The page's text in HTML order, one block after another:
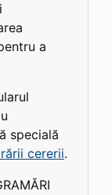
a
specială
cererii.